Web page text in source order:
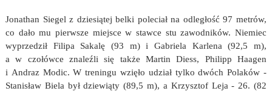
Jonathan Siegel z dziesiątej belki poleciał na odległość 97 metrów,
co dało mu pierwsze miejsce w stawce stu zawodników. Niemiec
wyprzedził Filipa Sakalę (93 m) i Gabriela Karlena (92,5 m),
a w czołówce znaleźli się także Martin Diess, Philipp Haagen
i Andraz Modic. W treningu wzięło udział tylko dwóch Polaków -
Stanisław Biela był dziewiąty (89,5 m), a Krzysztof Leja - 26. (82